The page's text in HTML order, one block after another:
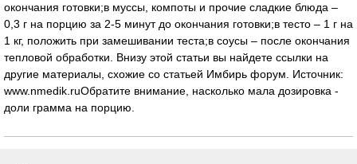
окончания готовки;в муссы, компоты и прочие сладкие блюда –
0,3 г на порцию за 2-5 минут до окончания готовки;в тесто – 1 г на
1 кг, положить при замешивании теста;в соусы – после окончания
тепловой обработки. Внизу этой статьи вы найдете ссылки на
другие материалы, схожие со статьей Имбирь форум. Источник:
www.nmedik.ruОбратите внимание, насколько мала дозировка -
доли грамма на порцию.